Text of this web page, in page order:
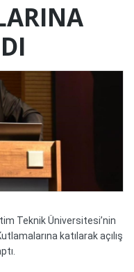
Teknik Üniversitesi’nin
katılarak açılış